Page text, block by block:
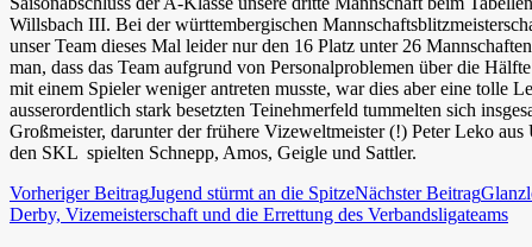
Willsbach III. Bei der württembergischen
unser Team dieses Mal leider nur den 16 Platz unter 26
man, dass das Team aufgrund von Personalproblemen über die
mit einem Spieler weniger antreten musste, war dies aber eine tolle
ausserordentlich stark besetzten Teinehmerfeld tummelten sich
Großmeister, darunter der frühere Vizeweltmeister (!) Peter Leko aus
den SKL spielten Schnepp, Amos, Geigle und Sattler.
Beitragsnavigation
Vorheriger BeitragJugend stürmt an die SpitzeNächster Beitrag
Derby, Vizemeisterschaft und die Errettung des Verbandsligateams